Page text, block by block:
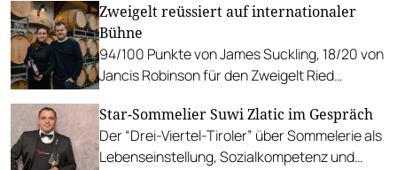
Zweigelt reüssiert auf internationaler
Bühne
94/100 Punkte von James Suckling, 18/20 von
Jancis Robinson für den Zweigelt Ried
Star-Sommelier Suwi Zlatic im Gespräch
Der “Drei-Viertel-Tiroler” über Sommelerie als
Lebenseinstellung, Sozialkompetenz und